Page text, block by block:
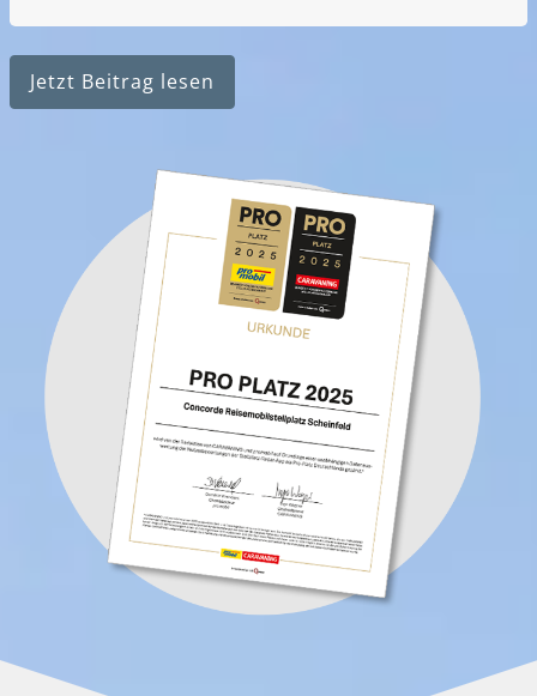
Jetzt Beitrag lesen